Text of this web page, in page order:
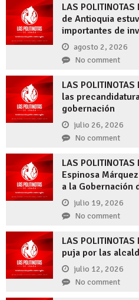
LAS
de Antioquia
importantes de
agosto 2, 2026
No comment
LAS
las
gobernación
julio 26, 2026
No comment
LAS
Espinosa
a la Gobernación
julio 19, 2026
No comment
LAS
puja por las
julio 12, 2026
No comment